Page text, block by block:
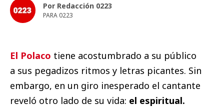
Por Redacción 0223
PARA 0223
El Polaco tiene acostumbrado a su público
a sus pegadizos ritmos y letras picantes. Sin
embargo, en un giro inesperado el cantante
reveló otro lado de su vida: el espiritual.